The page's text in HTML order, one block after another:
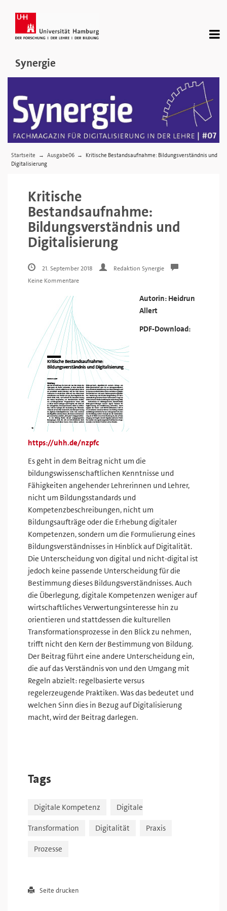
Synergie
Startseite → Ausgabe06 →
Kritische Bestandsaufnahme: Bildungsverständnis und
Digitalisierung
Kritische
Bestandsaufnahme:
Bildungsverständnis und
Digitalisierung
21. September 2018
Redaktion Synergie
Keine Kommentare
Autorin: Heidrun
Allert
PDF-Download:
https://uhh.de/nzpfc
Es geht in dem Beitrag nicht um die
bildungswissenschaftlichen Kenntnisse und
Fähigkeiten angehender Lehrerinnen und Lehrer,
nicht um Bildungsstandards und
Kompetenzbeschreibungen, nicht um
Bildungsaufträge oder die Erhebung digitaler
Kompetenzen, sondern um die Formulierung eines
Bildungsverständnisses in Hinblick auf Digitalität.
Die Unterscheidung von digital und nicht-digital ist
jedoch keine passende Unterscheidung für die
Bestimmung dieses Bildungsverständnisses. Auch
die Überlegung, digitale Kompetenzen weniger auf
wirtschaftliches Verwertungsinteresse hin zu
orientieren und stattdessen die kulturellen
Transformationsprozesse in den Blick zu nehmen,
trifft nicht den Kern der Bestimmung von Bildung.
Der Beitrag führt eine andere Unterscheidung ein,
die auf das Verständnis von und den Umgang mit
Regeln abzielt: regelbasierte versus
regelerzeugende Praktiken. Was das bedeutet und
welchen Sinn dies in Bezug auf Digitalisierung
macht, wird der Beitrag darlegen.
Tags
Digitale Kompetenz Digitale
Transformation Digitalität Praxis
Prozesse
Seite drucken